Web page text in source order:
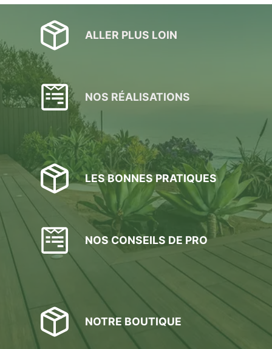
ALLER PLUS LOIN
NOS RÉALISATIONS
LES BONNES PRATIQUES
NOS CONSEILS DE PRO
NOTRE BOUTIQUE